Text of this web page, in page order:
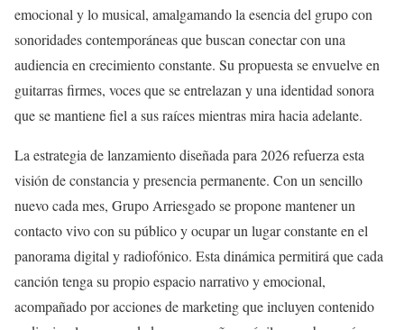
emocional y lo musical, amalgamando la esencia del grupo con
sonoridades contemporáneas que buscan conectar con una
audiencia en crecimiento constante. Su propuesta se envuelve en
guitarras firmes, voces que se entrelazan y una identidad sonora
que se mantiene fiel a sus raíces mientras mira hacia adelante.
La estrategia de lanzamiento diseñada para 2026 refuerza esta
visión de constancia y presencia permanente. Con un sencillo
nuevo cada mes, Grupo Arriesgado se propone mantener un
contacto vivo con su público y ocupar un lugar constante en el
panorama digital y radiofónico. Esta dinámica permitirá que cada
canción tenga su propio espacio narrativo y emocional,
acompañado por acciones de marketing que incluyen contenido